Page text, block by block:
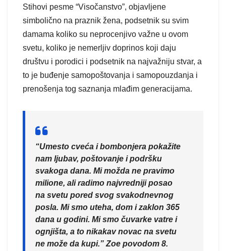
Stihovi pesme “Visočanstvo”, objavljene
simbolično na praznik žena, podsetnik su svim
damama koliko su neprocenjivo važne u ovom
svetu, koliko je nemerljiv doprinos koji daju
društvu i porodici i podsetnik na najvažniju stvar, a
to je buđenje samopoštovanja i samopouzdanja i
prenošenja tog saznanja mlađim generacijama.
“Umesto cveća i bombonjera pokažite
nam ljubav, poštovanje i podršku
svakoga dana. Mi možda ne pravimo
milione, ali radimo najvredniji posao
na svetu pored svog svakodnevnog
posla. Mi smo uteha, dom i zaklon 365
dana u godini. Mi smo čuvarke vatre i
ognjišta, a to nikakav novac na svetu
ne može da kupi.” Zoe povodom 8.